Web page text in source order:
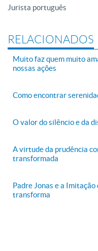
Jurista português
RELACIONADOS
Muito faz quem muito
nossas ações
Como encontrar
O valor do silêncio e da
A virtude da prudência
transformada
Padre Jonas e a
transforma